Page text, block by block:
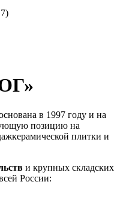
в 1997 году и на
позицию на
плитки и
и крупных складских
России: